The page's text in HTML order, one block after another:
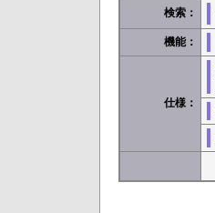
検索：
機能：
仕様：